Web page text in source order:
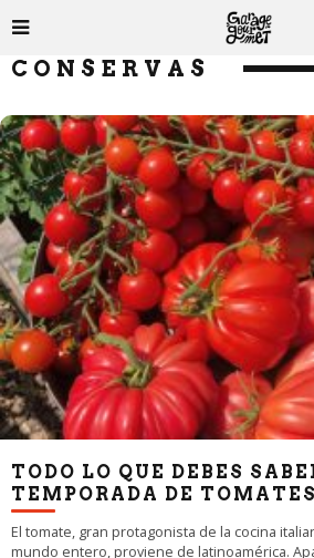
CONSERVAS
TODO LO QUE DEBES
TEMPORADA DE TOMATES
El tomate, gran protagonista de la cocina
mundo entero, proviene de latinoamérica.